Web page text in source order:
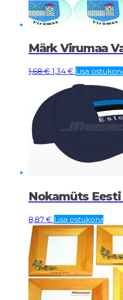
Märk Virumaa
1,68€ Algne
oli:
1,34 € Current
price
1,34 €.
Lisa
Nokamüts Eesti
8,87 € Lisa ostukorvi